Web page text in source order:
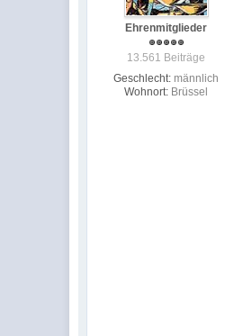
Ehrenmitglieder
13.561 Beiträge
Geschlecht: männlich
Wohnort: Brüssel